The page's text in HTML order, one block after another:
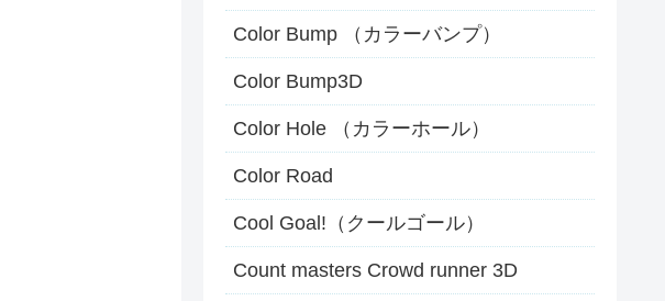
Color Bump （カラーバンプ）
Color Bump3D
Color Hole （カラーホール）
Color Road
Cool Goal!（クールゴール）
Count masters Crowd runner 3D